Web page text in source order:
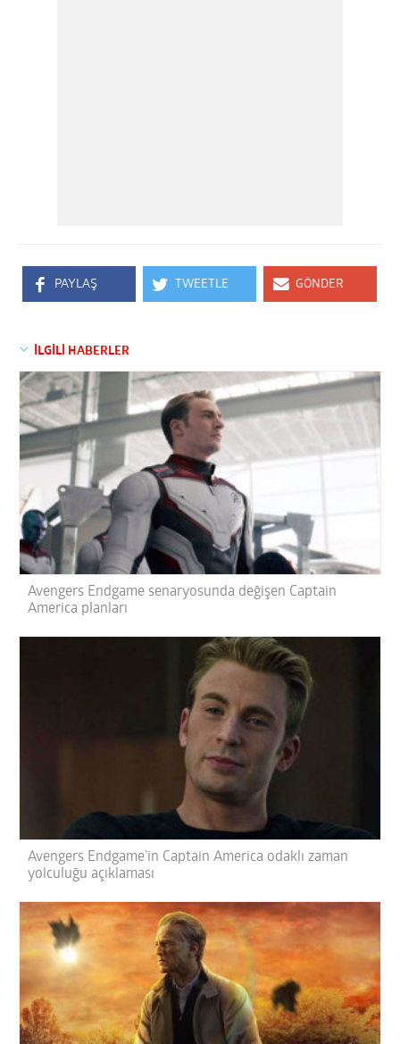
PAYLAŞ TWEETLE GÖNDER
İLGİLİ HABERLER
Avengers Endgame senaryosunda değişen Captain
America planları
Avengers Endgame’in Captain America odaklı zaman
yolculuğu açıklaması